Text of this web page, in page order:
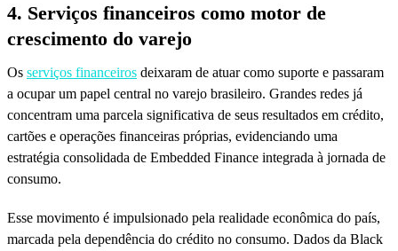
4. Serviços financeiros como motor de
crescimento do varejo
Os serviços financeiros deixaram de atuar como suporte e passaram
a ocupar um papel central no varejo brasileiro. Grandes redes já
concentram uma parcela significativa de seus resultados em crédito,
cartões e operações financeiras próprias, evidenciando uma
estratégia consolidada de Embedded Finance integrada à jornada de
consumo.
Esse movimento é impulsionado pela realidade econômica do país,
marcada pela dependência do crédito no consumo. Dados da Black